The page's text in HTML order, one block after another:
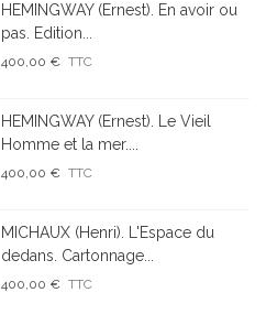
HEMINGWAY (Ernest). En avoir ou
pas. Edition...
400,00 € TTC
HEMINGWAY (Ernest). Le Vieil
Homme et la mer....
400,00 € TTC
MICHAUX (Henri). L'Espace du
dedans. Cartonnage...
400,00 € TTC